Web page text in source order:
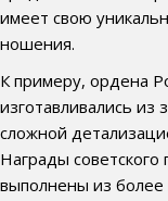
имеет свою
ношения.
К примеру, ордена
изготавливались из
сложной
Награды
выполнены из более